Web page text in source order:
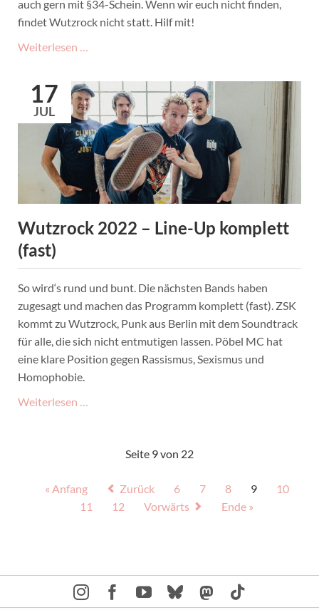
auch gern mit §34-Schein. Wenn wir euch nicht finden,
findet Wutzrock nicht statt. Hilf mit!
Weiterlesen …
kein
Wutzrock!
Wir
brauchen
Ordner:innen!
17
JUL
Wutzrock 2022 – Line-Up komplett
(fast)
So wird‘s rund und bunt. Die nächsten Bands haben
zugesagt und machen das Programm komplett (fast). ZSK
kommt zu Wutzrock, Punk aus Berlin mit dem Soundtrack
für alle, die sich nicht entmutigen lassen. Pöbel MC hat
eine klare Position gegen Rassismus, Sexismus und
Homophobie.
Weiterlesen …
komplett
(fast)
Seite 9 von 22
« Anfang Zurück 6 7 8 9
10
11
12 Vorwärts Ende »